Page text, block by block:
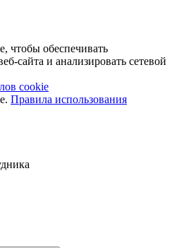
чтобы обеспечивать
сайта и анализировать сетевой
cookie
Правила использования